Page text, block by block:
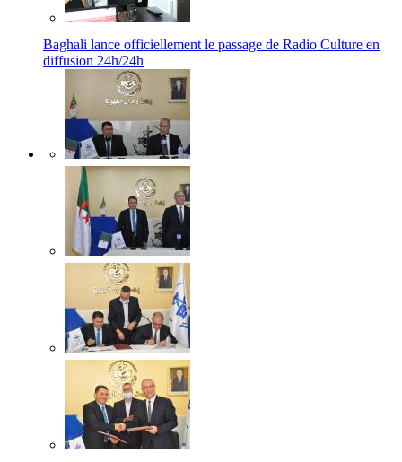
Baghali lance officiellement le passage de Radio Culture en
diffusion 24h/24h